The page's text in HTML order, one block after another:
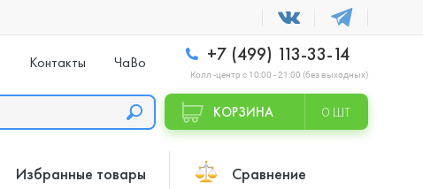
Контакты ЧаВо +7 (499) 113-33-14
Колл -центр с 10:00 - 21:00 (без выходных)
КОРЗИНА 0 ШТ
Избранные товары Сравнение